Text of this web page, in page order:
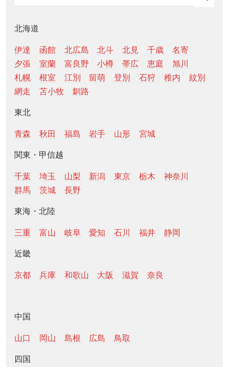
北海道
伊達 函館 北広島 北斗 北見 千歳
名寄
夕張
室蘭 富良野 小樽 帯広 恵庭
旭川
札幌
根室 江別 留萌 登別 石狩 稚内
紋別
網走
苫小牧 釧路
東北
青森 秋田 福島 岩手 山形 宮城
関東・甲信越
千葉 埼玉 山梨 新潟 東京 栃木
神奈川
群馬
茨城 長野
東海・北陸
三重 富山 岐阜 愛知 石川 福井 静岡
近畿
京都 兵庫 和歌山 大阪 滋賀 奈良
中国
山口 岡山 島根 広島 鳥取
四国